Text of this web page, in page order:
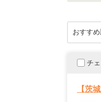
チ
【茨